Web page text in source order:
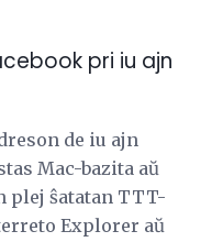
pri iu ajn
de iu ajn
Mac-bazita aŭ
plej ŝatatan TTT-
Explorer aŭ